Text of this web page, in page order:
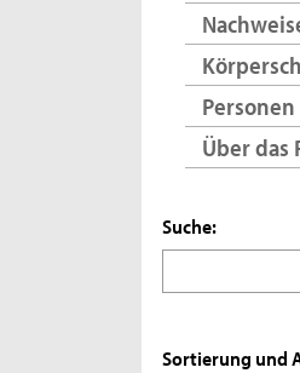
Personen
Über das
Suche:
Sortierung und